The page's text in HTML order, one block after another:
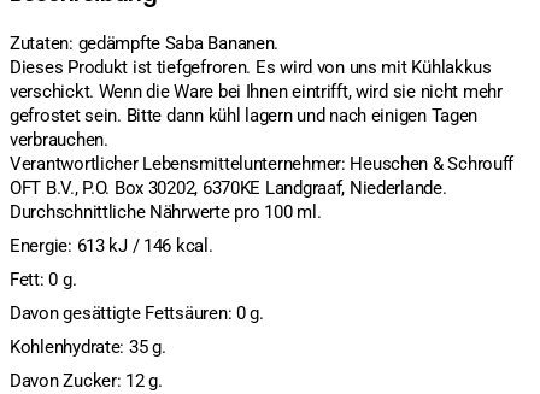
Zutaten: gedämpfte Saba Bananen.
Dieses Produkt ist tiefgefroren. Es wird von uns mit Kühlakkus
verschickt. Wenn die Ware bei Ihnen eintrifft, wird sie nicht mehr
gefrostet sein. Bitte dann kühl lagern und nach einigen Tagen
verbrauchen.
Verantwortlicher Lebensmittelunternehmer: Heuschen & Schrouff
OFT B.V., P.O. Box 30202, 6370KE Landgraaf, Niederlande.
Durchschnittliche Nährwerte pro 100 ml.
Energie: 613 kJ / 146 kcal.
Fett: 0 g.
Davon gesättigte Fettsäuren: 0 g.
Kohlenhydrate: 35 g.
Davon Zucker: 12 g.